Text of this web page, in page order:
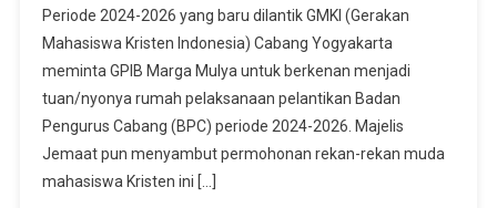
Periode 2024-2026 yang baru dilantik GMKI (Gerakan
Mahasiswa Kristen Indonesia) Cabang Yogyakarta
meminta GPIB Marga Mulya untuk berkenan menjadi
tuan/nyonya rumah pelaksanaan pelantikan Badan
Pengurus Cabang (BPC) periode 2024-2026. Majelis
Jemaat pun menyambut permohonan rekan-rekan muda
mahasiswa Kristen ini […]